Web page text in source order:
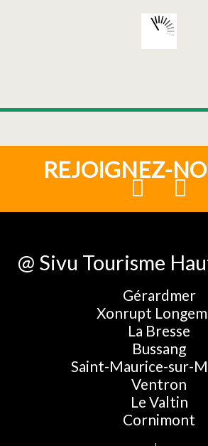
REJOIGNEZ-
@ Sivu Tourisme
Gérardmer
Xonrupt
La Bresse
Bussang
Saint-Maurice-sur-
Ventron
Le Valtin
Cornimont